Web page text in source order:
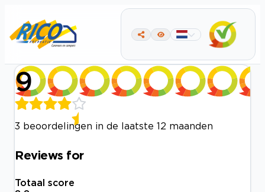
9
3 beoordelingen in de laatste 12 maanden
Reviews for
Totaal score